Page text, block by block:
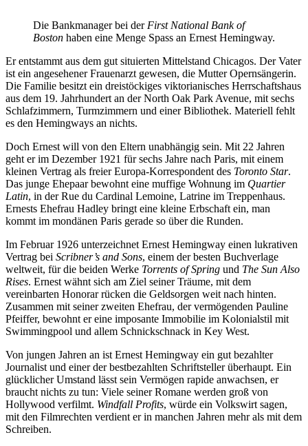
Die Bankmanager bei der First National Bank of
Boston haben eine Menge Spass an Ernest Hemingway.
Er entstammt aus dem gut situierten Mittelstand Chicagos. Der Vater
ist ein angesehener Frauenarzt gewesen, die Mutter Opernsängerin.
Die Familie besitzt ein dreistöckiges viktorianisches Herrschaftshaus
aus dem 19. Jahrhundert an der North Oak Park Avenue, mit sechs
Schlafzimmern, Turmzimmern und einer Bibliothek. Materiell fehlt
es den Hemingways an nichts.
Doch Ernest will von den Eltern unabhängig sein. Mit 22 Jahren
geht er im Dezember 1921 für sechs Jahre nach Paris, mit einem
kleinen Vertrag als freier Europa-Korrespondent des Toronto Star.
Das junge Ehepaar bewohnt eine muffige Wohnung im Quartier
Latin, in der Rue du Cardinal Lemoine, Latrine im Treppenhaus.
Ernests Ehefrau Hadley bringt eine kleine Erbschaft ein, man
kommt im mondänen Paris gerade so über die Runden.
Im Februar 1926 unterzeichnet Ernest Hemingway einen lukrativen
Vertrag bei Scribner’s and Sons, einem der besten Buchverlage
weltweit, für die beiden Werke Torrents of Spring und The Sun Also
Rises. Ernest wähnt sich am Ziel seiner Träume, mit dem
vereinbarten Honorar rücken die Geldsorgen weit nach hinten.
Zusammen mit seiner zweiten Ehefrau, der vermögenden Pauline
Pfeiffer, bewohnt er eine imposante Immobilie im Kolonialstil mit
Swimmingpool und allem Schnickschnack in Key West.
Von jungen Jahren an ist Ernest Hemingway ein gut bezahlter
Journalist und einer der bestbezahlten Schriftsteller überhaupt. Ein
glücklicher Umstand lässt sein Vermögen rapide anwachsen, er
braucht nichts zu tun: Viele seiner Romane werden groß von
Hollywood verfilmt. Windfall Profits, würde ein Volkswirt sagen,
mit den Filmrechten verdient er in manchen Jahren mehr als mit dem
Schreiben.